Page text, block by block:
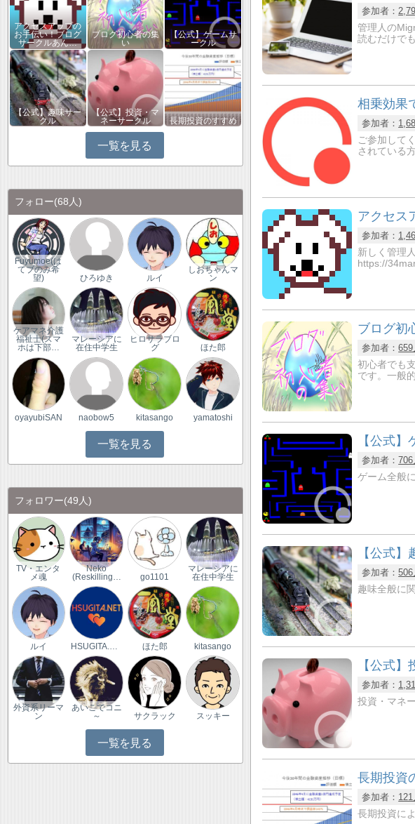
参加者：
管理人の
読むだけで
相乗効果
参加者：
ご参加して
されている
アクセス
参加者：
新しく管理
https://
ブログ初
参加者：659
初心者でも
です。一般
【公式
参加者：706
ゲーム全般
【公式
参加者：506
趣味全般に
【公式
参加者：
投資・マネ
長期投資
参加者： 121
長期投資に
アクセスアップの
お手伝い！ブログ
サークルあん…
ブログ初心者の集
い
【公式】ゲームサ
ークル
【公式】趣味サー
クル
【公式】投資・マ
ネーサークル
長期投資のすすめ
一覧を見る
フォロー(68人)
Fuyumoe(は
てブのみ希
望)
ひろゆき ルイ
しおちゃんマ
ン
ケアマネ介護
福祉士(スマ
ホは下部…
マレーシアに
在住中学生
ヒロサラブロ
グ
ほた郎
oyayubiSAN naobow5 kitasango yamatoshi
一覧を見る
フォロワー(49人)
TV・エンタ
メ魂
Neko
(Reskilling…
go1101
マレーシアに
在住中学生
ルイ ほた郎 kitasango
外資系リーマ
ン
あいこでコニ
～
サクラック スッキー
一覧を見る